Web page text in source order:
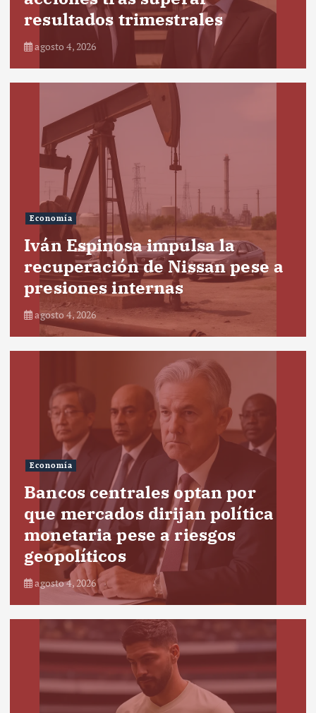
resultados trimestrales
agosto 4, 2026
Economía
Iván Espinosa impulsa la
recuperación de Nissan pese a
presiones internas
agosto 4, 2026
Economía
Bancos centrales optan por
que mercados dirijan política
monetaria pese a riesgos
geopolíticos
agosto 4, 2026